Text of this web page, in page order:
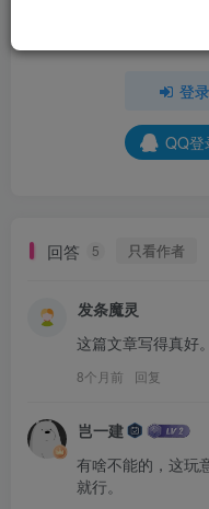
登录
QQ登
回答 5 只看作者
发条魔灵
这篇文章写得真好。
8个月前 回复
岂一建
有啥不能的，这玩
就行。